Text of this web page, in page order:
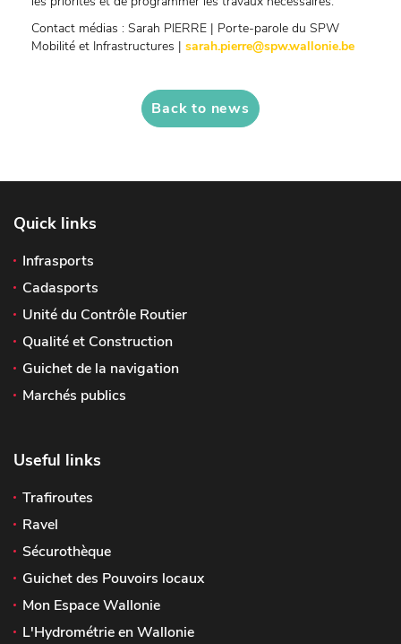
Contact médias : Sarah PIERRE | Porte-parole du SPW
Mobilité et Infrastructures | sarah.pierre@spw.wallonie.be
Back to news
Quick links
Infrasports
Cadasports
Unité du Contrôle Routier
Qualité et Construction
Guichet de la navigation
Marchés publics
Useful links
Trafiroutes
Ravel
Sécurothèque
Guichet des Pouvoirs locaux
Mon Espace Wallonie
L'Hydrométrie en Wallonie